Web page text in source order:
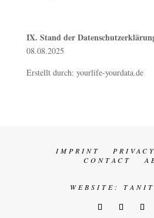
IX. Stand der
08.08.2025
Erstellt durch: yourlife-yourdata.de
IMPRINT
CONTACT
WEBSITE: